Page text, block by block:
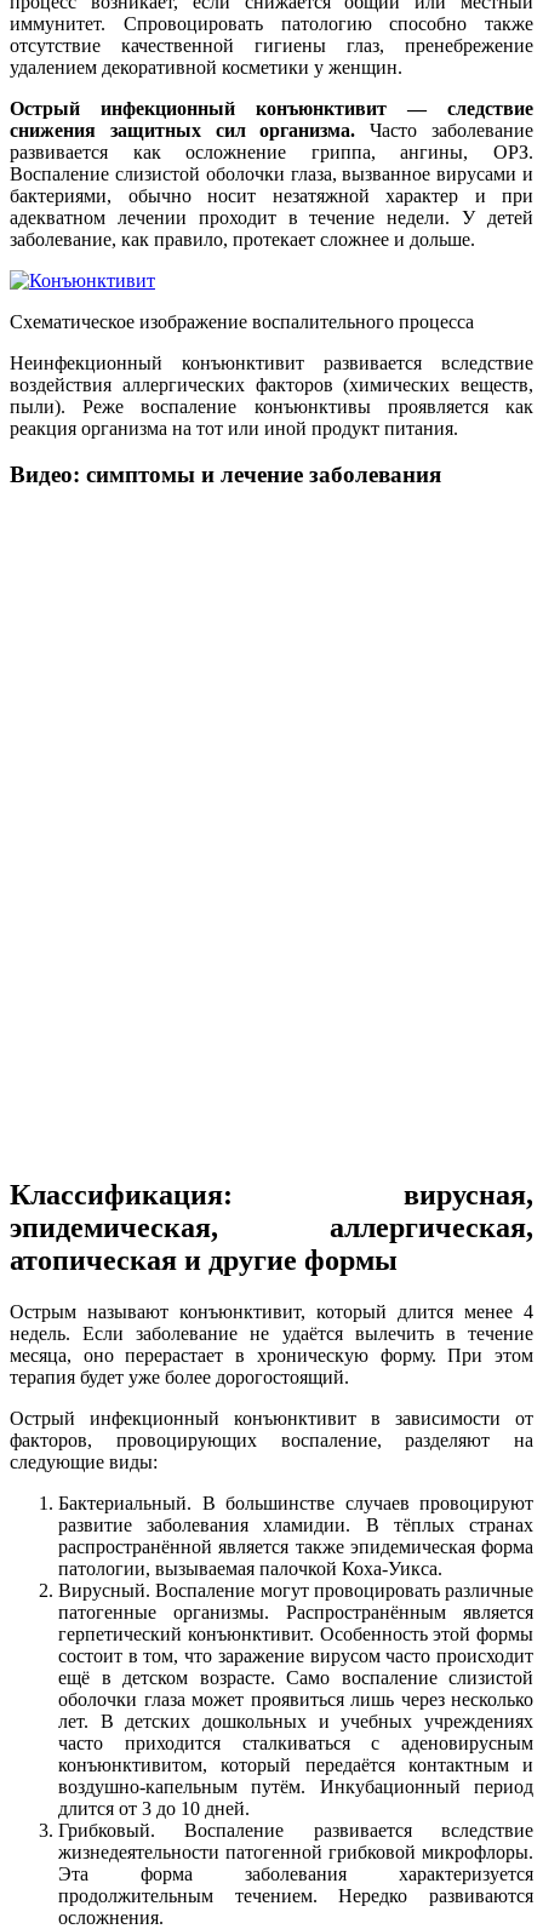
иммунитет. Спровоцировать патологию способно также
отсутствие качественной гигиены глаз, пренебрежение
удалением декоративной косметики у женщин.
Острый инфекционный конъюнктивит — следствие
снижения защитных сил организма. Часто заболевание
развивается как осложнение гриппа, ангины, ОРЗ.
Воспаление слизистой оболочки глаза, вызванное вирусами и
бактериями, обычно носит незатяжной характер и при
адекватном лечении проходит в течение недели. У детей
заболевание, как правило, протекает сложнее и дольше.
Схематическое изображение воспалительного процесса
Неинфекционный конъюнктивит развивается вследствие
воздействия аллергических факторов (химических веществ,
пыли). Реже воспаление конъюнктивы проявляется как
реакция организма на тот или иной продукт питания.
Видео: симптомы и лечение заболевания
Классификация: вирусная,
эпидемическая, аллергическая,
атопическая и другие формы
Острым называют конъюнктивит, который длится менее 4
недель. Если заболевание не удаётся вылечить в течение
месяца, оно перерастает в хроническую форму. При этом
терапия будет уже более дорогостоящий.
Острый инфекционный конъюнктивит в зависимости от
факторов, провоцирующих воспаление, разделяют на
следующие виды:
Бактериальный. В большинстве случаев провоцируют
развитие заболевания хламидии. В тёплых странах
распространённой является также эпидемическая форма
патологии, вызываемая палочкой Коха-Уикса.
Вирусный. Воспаление могут провоцировать различные
патогенные организмы. Распространённым является
герпетический конъюнктивит. Особенность этой формы
состоит в том, что заражение вирусом часто происходит
ещё в детском возрасте. Само воспаление слизистой
оболочки глаза может проявиться лишь через несколько
лет. В детских дошкольных и учебных учреждениях
часто приходится сталкиваться с аденовирусным
конъюнктивитом, который передаётся контактным и
воздушно-капельным путём. Инкубационный период
длится от 3 до 10 дней.
Грибковый. Воспаление развивается вследствие
жизнедеятельности патогенной грибковой микрофлоры.
Эта форма заболевания характеризуется
продолжительным течением. Нередко развиваются
осложнения.